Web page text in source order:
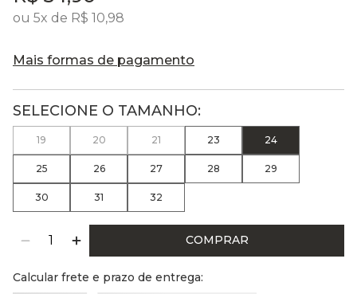
ou 5x de R$ 10,98
Mais formas de pagamento
19 20 21 23 24
25 26 27 28 29
30 31 32
COMPRAR
Calcular frete e prazo de entrega: